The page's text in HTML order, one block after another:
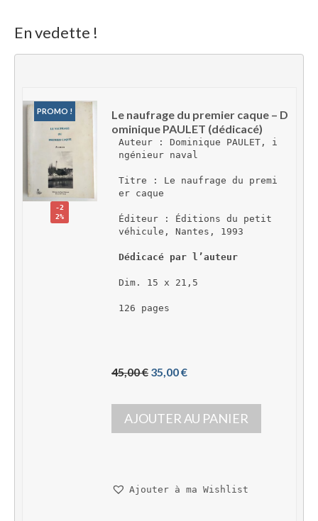
En vedette !
PROMO !
-2
2%
Le naufrage du premier caque – D
ominique PAULET (dédicacé)
Auteur : Dominique PAULET, i
ngénieur naval
Titre : Le naufrage du premi
er caque
Éditeur : Éditions du petit
véhicule, Nantes, 1993
Dédicacé par l’auteur
Dim. 15 x 21,5
126 pages
45,00 € L
p
r
i
i
35,00 €L
p
r
i
t
AJOUTER AU PANIER
Ajouter à ma Wishlist